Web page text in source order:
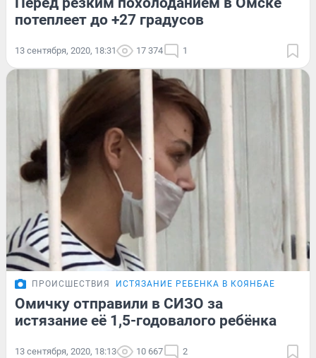
потеплеет до +27 градусов
13 сентября, 2020, 18:31 17 374 1
ПРОИСШЕСТВИЯ ИСТЯЗАНИЕ РЕБЕНКА В КОЯНБАЕ
Омичку отправили в СИЗО за
истязание её 1,5-годовалого ребёнка
13 сентября, 2020, 18:13 10 667 2